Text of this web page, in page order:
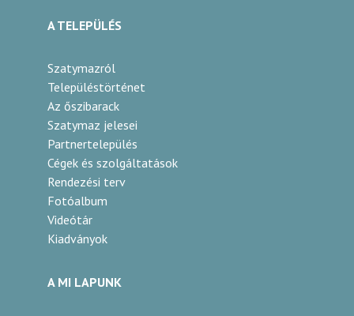
A TELEPÜLÉS
Szatymazról
Településtörténet
Az őszibarack
Szatymaz jelesei
Partnertelepülés
Cégek és szolgáltatások
Rendezési terv
Fotóalbum
Videótár
Kiadványok
A MI LAPUNK